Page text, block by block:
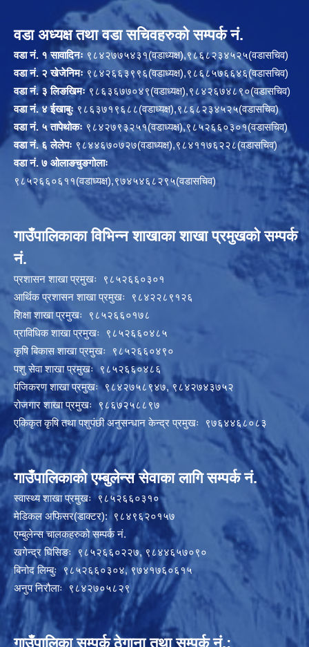
वडा अध्यक्ष तथा वडा सचिवहरुको सम्पर्क नं.
वडा नं. १ सावादिनः ९८४२७७५४३१(वडाध्यक्ष),९८६८२३४५२५(वडासचिव)
वडा नं. २ खेजेनिमः९८४२६६३९९६(वडाध्यक्ष),९८६८५७६६४६(वडासचिव)
वडा नं. ३ लिङखिमः९८६३६७७०४९(वडाध्यक्ष),९८४२६७४८९०(वडासचिव)
वडा नं. ४ ईखाबुः९८६३७१९६८८(वडाध्यक्ष),९८६८२३४५२५(वडासचिव)
वडा नं. ५ तापेथोकः ९८४२७९३२५१(वडाध्यक्ष),९८५२६६०३०१(वडासचिव)
वडा नं. ६ लेलेपः ९८४४६७०७२७(वडाध्यक्ष),९८४११७६२२८(वडासचिव)
वडा नं. ७ ओलाङचुङगोलाः
९८५२६६०६११(वडाध्यक्ष),९७४५४६८२९५(वडासचिव)
गाउँपालिकाका विभिन्न शाखाका शाखा प्रमुखको सम्पर्क
नं.
प्रशासन शाखा प्रमुखः ९८५२६६०३०१
आर्थिक प्रशासन शाखा प्रमुखः ९८४२२८९१२६
शिक्षा शाखा प्रमुखः ९८५२६६०१७८
प्राविधिक शाखा प्रमुखः ९८५२६६०४८५
कृषि बिकास शाखा प्रमुखः ९८५२६६०४९०
पशु सेवा शाखा प्रमुखः ९८५२६६०४८६
पंजिकरण शाखा प्रमुखः ९८४२७५८९४७, ९८४२७४३७५२
रोजगार शाखा प्रमुखः ९८६७२५८८९७
एकिकृत कृषि तथा पशुपंछी अनुसन्धान केन्द्र प्रमुखः ९७६४४६८०८३
गाउँपालिकाको एम्बुलेन्स सेवाका लागि सम्पर्क नं.
स्वास्थ्य शाखा प्रमुखः ९८५२६६०३१०
मेडिकल अफिसर(डाक्टर): ९८४९६२०१५७
एम्बुलेन्स चालकहरुको सम्पर्क नं.
खगेन्द्र घिसिङः ९८५२६६०२२७, ९८४४६५७०९०
बिनोद लिम्बुः ९८५२६६०३०४, ९७४१७६०६१५
अनुप निरौलाः ९८४२७०५८२९
गाउँपालिका सम्पर्क ठेगाना तथा सम्पर्क नं.: